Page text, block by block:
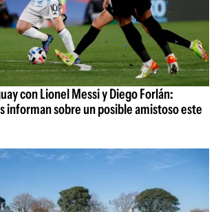
con Lionel Messi y Diego Forlán:
informan sobre un posible amistoso este